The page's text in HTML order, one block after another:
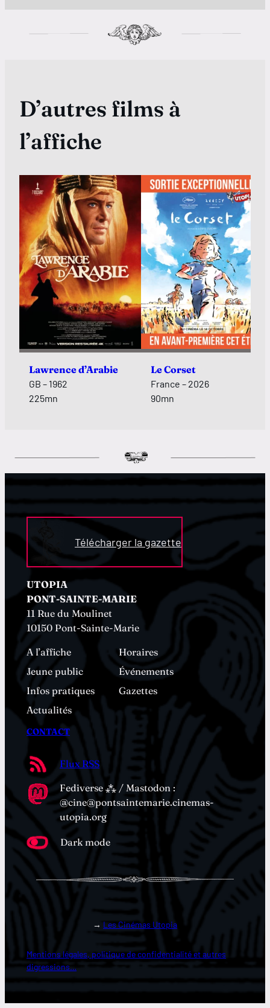
D’autres films à
l’affiche
Lawrence d’Arabie
GB – 1962
225mn
Le Corset
France – 2026
90mn
Télécharger la gazette
UTOPIA
PONT-SAINTE-MARIE
11 Rue du Moulinet
10150 Pont-Sainte-Marie
A l’affiche
Horaires
Jeune public
Événements
Infos pratiques
Gazettes
Actualités
CONTACT
Flux RSS
Fediverse ⁂ / Mastodon :
@cine@pontsaintemarie.cinemas-
utopia.org
Dark mode
→ Les Cinémas Utopia
Mentions légales, politique de confidentialité et autres
digressions…